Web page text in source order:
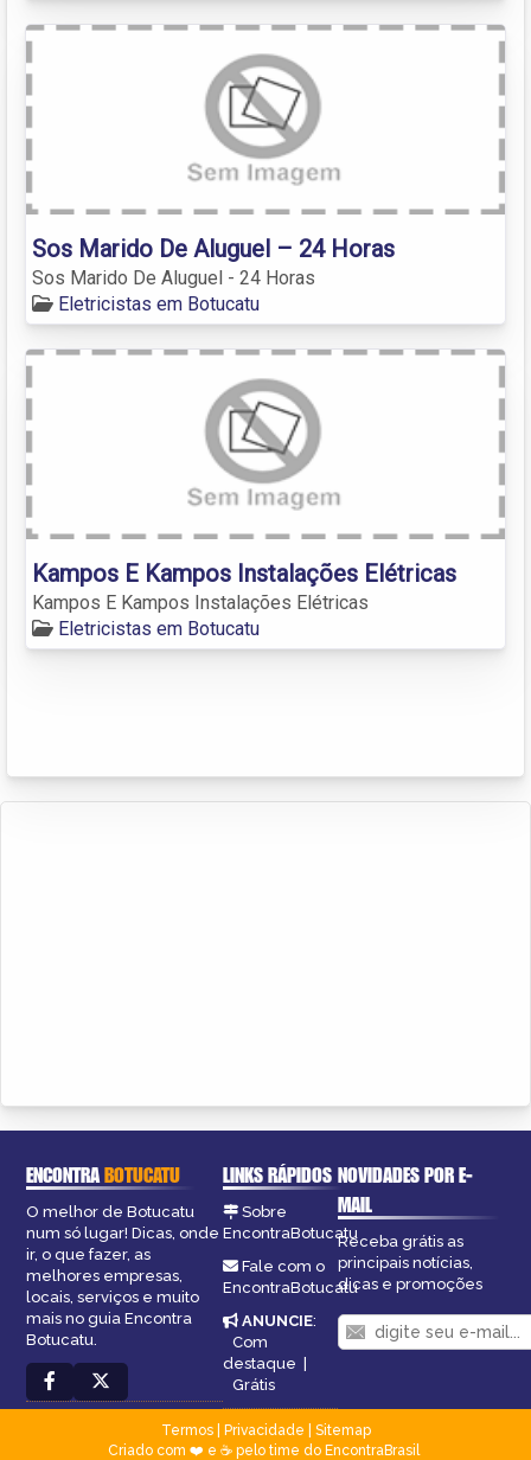
Sos Marido De Aluguel – 24 Horas
Sos Marido De Aluguel - 24 Horas
Eletricistas em Botucatu
Kampos E Kampos Instalações Elétricas
Kampos E Kampos Instalações Elétricas
Eletricistas em Botucatu
ENCONTRABOTUCATU
O melhor de Botucatu
num só lugar! Dicas, onde
ir, o que fazer, as
melhores empresas,
locais, serviços e muito
mais no guia Encontra
Botucatu.
LINKS RÁPIDOS
Sobre
EncontraBotucatu
Fale com o
EncontraBotucatu
ANUNCIE:
Com
destaque |
Grátis
NOVIDADES POR E-
MAIL
Receba grátis as
principais notícias,
dicas e promoções
Termos| Privacidade
Sitemap
Criado com ❤️ e ☕ pelo time do EncontraBrasil